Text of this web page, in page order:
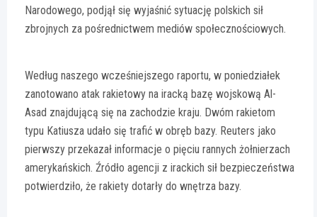
Narodowego, podjął się wyjaśnić sytuację polskich sił
zbrojnych za pośrednictwem mediów społecznościowych.
Według naszego wcześniejszego raportu, w poniedziałek
zanotowano atak rakietowy na iracką bazę wojskową Al-
Asad znajdującą się na zachodzie kraju. Dwóm rakietom
typu Katiusza udało się trafić w obręb bazy. Reuters jako
pierwszy przekazał informacje o pięciu rannych żołnierzach
amerykańskich. Źródło agencji z irackich sił bezpieczeństwa
potwierdziło, że rakiety dotarły do wnętrza bazy.